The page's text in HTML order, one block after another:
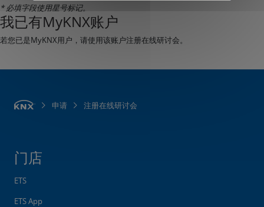
* 必填字段使用星号标记。
我已有MyKNX账户
若您已是MyKNX用户，请使用该账户注册在线研讨会。
申请 注册在线研讨会
门店
ETS
ETS App